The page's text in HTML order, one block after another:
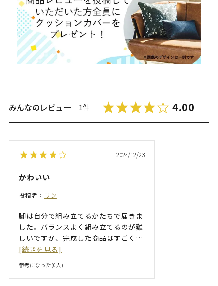
みんなのレビュー 1件 4.00
2024/12/23
かわいい
投稿者： リン
脚は自分で組み立てるかたちで届きま
した。バランスよく組み立てるのが難
しいですが、完成した商品はすごく …
[続きを見る]
参考になった(0人)